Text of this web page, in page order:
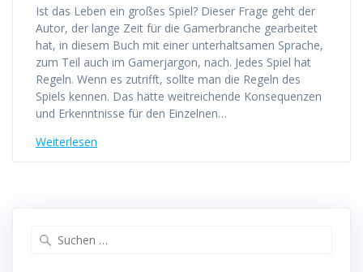
Ist das Leben ein großes Spiel? Dieser Frage geht der
Autor, der lange Zeit für die Gamerbranche gearbeitet
hat, in diesem Buch mit einer unterhaltsamen Sprache,
zum Teil auch im Gamerjargon, nach. Jedes Spiel hat
Regeln. Wenn es zutrifft, sollte man die Regeln des
Spiels kennen. Das hätte weitreichende Konsequenzen
und Erkenntnisse für den Einzelnen…
Weiterlesen